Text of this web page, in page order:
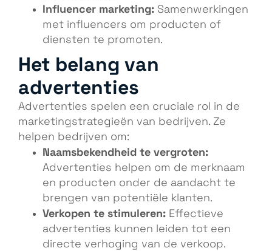
Influencer marketing: Samenwerkingen
met influencers om producten of
diensten te promoten.
Het belang van
advertenties
Advertenties spelen een cruciale rol in de
marketingstrategieën van bedrijven. Ze
helpen bedrijven om:
Naamsbekendheid te vergroten:
Advertenties helpen om de merknaam
en producten onder de aandacht te
brengen van potentiële klanten.
Verkopen te stimuleren: Effectieve
advertenties kunnen leiden tot een
directe verhoging van de verkoop.